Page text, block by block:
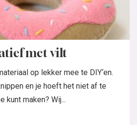
met vilt
op lekker mee te DIY‘en.
en je hoeft het niet af te
kunt maken? Wij...